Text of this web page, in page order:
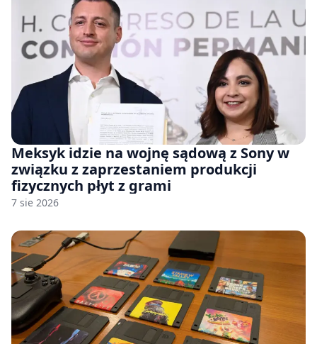
Meksyk idzie na wojnę sądową z Sony w
związku z zaprzestaniem produkcji
fizycznych płyt z grami
7 sie 2026